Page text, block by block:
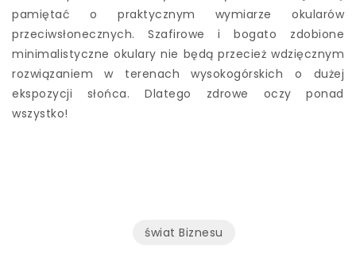
pamiętać o praktycznym wymiarze okularów
przeciwsłonecznych. Szafirowe i bogato zdobione
minimalistyczne okulary nie będą przecież wdzięcznym
rozwiązaniem w terenach wysokogórskich o dużej
ekspozycji słońca. Dlatego zdrowe oczy ponad
wszystko!
świat Biznesu